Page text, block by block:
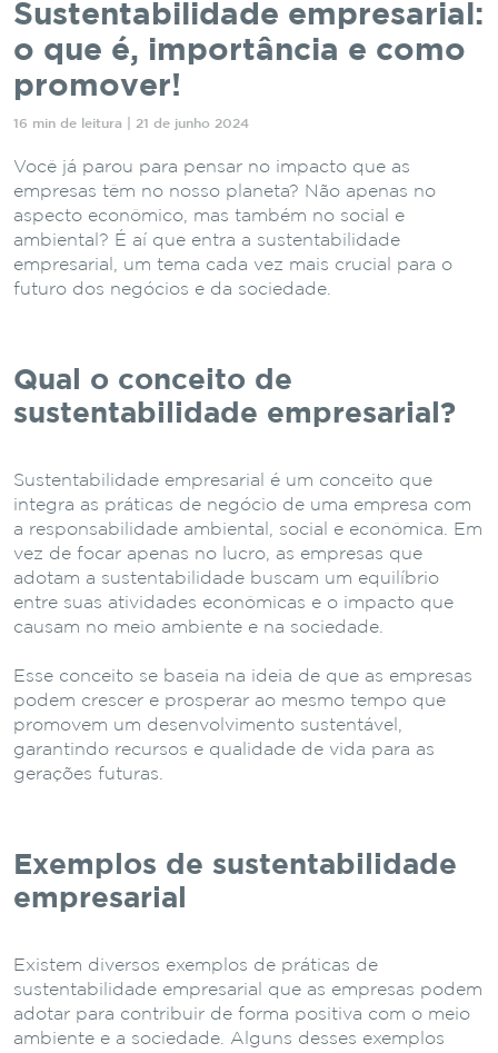
Sustentabilidade empresarial:
o que é, importância e como
promover!
16 min de leitura | 21 de junho 2024
Você já parou para pensar no impacto que as
empresas têm no nosso planeta? Não apenas no
aspecto econômico, mas também no social e
ambiental? É aí que entra a sustentabilidade
empresarial, um tema cada vez mais crucial para o
futuro dos negócios e da sociedade.
Qual o conceito de
sustentabilidade empresarial?
Sustentabilidade empresarial é um conceito que
integra as práticas de negócio de uma empresa com
a responsabilidade ambiental, social e econômica. Em
vez de focar apenas no lucro, as empresas que
adotam a sustentabilidade buscam um equilíbrio
entre suas atividades econômicas e o impacto que
causam no meio ambiente e na sociedade.
Esse conceito se baseia na ideia de que as empresas
podem crescer e prosperar ao mesmo tempo que
promovem um desenvolvimento sustentável,
garantindo recursos e qualidade de vida para as
gerações futuras.
Exemplos de sustentabilidade
empresarial
Existem diversos exemplos de práticas de
sustentabilidade empresarial que as empresas podem
adotar para contribuir de forma positiva com o meio
ambiente e a sociedade. Alguns desses exemplos